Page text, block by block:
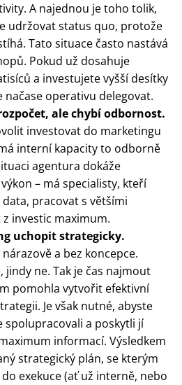
A najednou je toho tolik,
udržovat status quo, protože
Tato situace často nastává
Pokud už dosahuje
a investujete vyšší desítky
načase operativu delegovat.
ale chybí odbornost.
investovat do marketingu
interní kapacity to odborně
agentura dokáže
– má specialisty, kteří
pracovat s většími
investic maximum.
uchopit strategicky.
a bez koncepce.
jindy ne. Tak je čas najmout
pomohla vytvořit efektivní
Je však nutné, abyste
spolupracovali a poskytli jí
informací. Výsledkem
strategický plán, se kterým
exekuce (ať už interně, nebo